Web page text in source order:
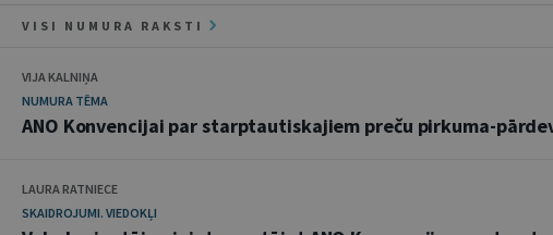
VISI NUMURA RAKSTI
VIJA KALNIŅA
NUMURA TĒMA
ANO Konvencijai par starptautiskajiem preču pirkuma-
LAURA RATNIECE
SKAIDROJUMI. VIEDOKĻI